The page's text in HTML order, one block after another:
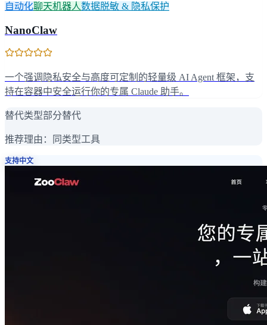
自动化聊天机器人数据脱敏 & 隐私保护
NanoClaw
一个强调隐私安全与高度可定制的轻量级 AI Agent 框架，支
持在容器中安全运行你的专属 Claude 助手。
替代类型部分替代
推荐理由： 同类型工具
支持中文